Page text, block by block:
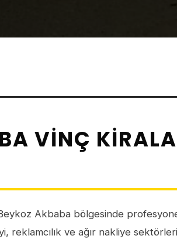
VINÇ
Akbaba bölgesinde
reklamcılık ve ağır nakliye